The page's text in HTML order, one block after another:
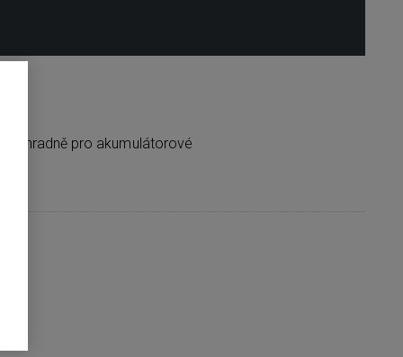
výhradně pro akumulátorové